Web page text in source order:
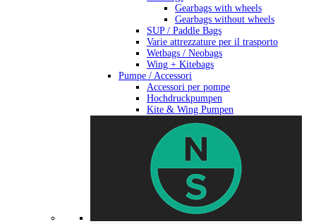
Gearbags with wheels
Gearbags without wheels
SUP / Paddle Bags
Varie attrezzature per il trasporto
Wetbags / Neobags
Wing + Kitebags
Pumpe / Accessori
Accessori per pompe
Hochdruckpumpen
Kite & Wing Pumpen